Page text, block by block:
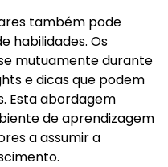
também pode
habilidades. Os
mutuamente durante
e dicas que podem
Esta abordagem
de aprendizagem
a assumir a